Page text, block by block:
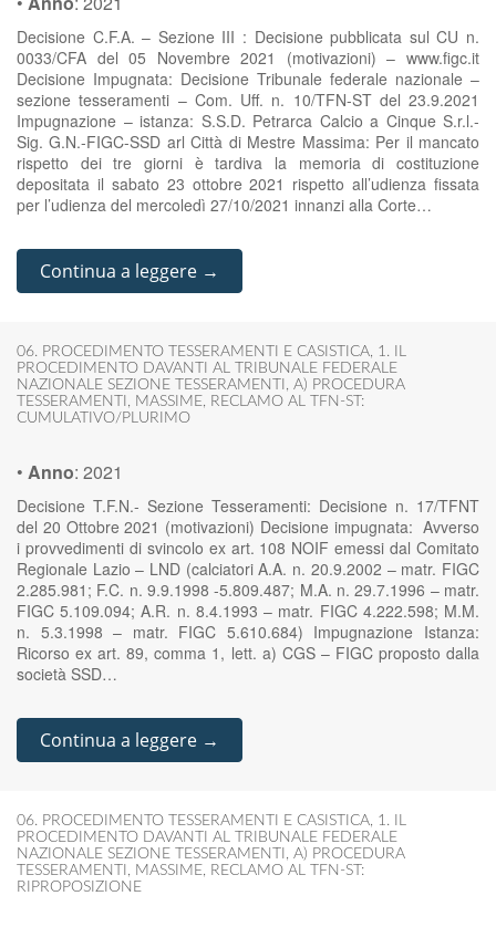
Decisione C.F.A. – Sezione III : Decisione pubblicata sul CU n.
0033/CFA del 05 Novembre 2021 (motivazioni) – www.figc.it
Decisione Impugnata: Decisione Tribunale federale nazionale –
sezione tesseramenti – Com. Uff. n. 10/TFN-ST del 23.9.2021
Impugnazione – istanza: S.S.D. Petrarca Calcio a Cinque S.r.l.-
Sig. G.N.-FIGC-SSD arl Città di Mestre Massima: Per il mancato
rispetto dei tre giorni è tardiva la memoria di costituzione
depositata il sabato 23 ottobre 2021 rispetto all’udienza fissata
per l’udienza del mercoledì 27/10/2021 innanzi alla Corte…
Continua a leggere →
06. PROCEDIMENTO TESSERAMENTI E CASISTICA, 1. IL
PROCEDIMENTO DAVANTI AL TRIBUNALE FEDERALE
NAZIONALE SEZIONE TESSERAMENTI , A) PROCEDURA
TESSERAMENTI , MASSIME, RECLAMO AL TFN-ST:
CUMULATIVO/PLURIMO
• Anno: 2021
Decisione T.F.N.- Sezione Tesseramenti: Decisione n. 17/TFNT
del 20 Ottobre 2021 (motivazioni) Decisione impugnata: Avverso
i provvedimenti di svincolo ex art. 108 NOIF emessi dal Comitato
Regionale Lazio – LND (calciatori A.A. n. 20.9.2002 – matr. FIGC
2.285.981; F.C. n. 9.9.1998 -5.809.487; M.A. n. 29.7.1996 – matr.
FIGC 5.109.094; A.R. n. 8.4.1993 – matr. FIGC 4.222.598; M.M.
n. 5.3.1998 – matr. FIGC 5.610.684) Impugnazione Istanza:
Ricorso ex art. 89, comma 1, lett. a) CGS – FIGC proposto dalla
società SSD…
Continua a leggere →
06. PROCEDIMENTO TESSERAMENTI E CASISTICA, 1. IL
PROCEDIMENTO DAVANTI AL TRIBUNALE FEDERALE
NAZIONALE SEZIONE TESSERAMENTI , A) PROCEDURA
TESSERAMENTI , MASSIME, RECLAMO AL TFN-ST:
RIPROPOSIZIONE